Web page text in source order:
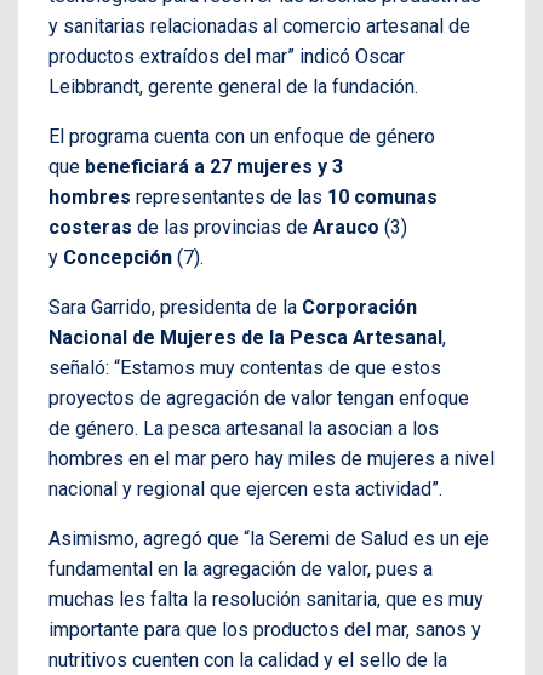
y sanitarias relacionadas al comercio artesanal de
productos extraídos del mar” indicó Oscar
Leibbrandt, gerente general de la fundación.
El programa cuenta con un enfoque de género
que beneficiará a 27 mujeres y 3
hombres representantes de las 10 comunas
costeras de las provincias de Arauco (3)
y Concepción (7).
Sara Garrido, presidenta de la Corporación
Nacional de Mujeres de la Pesca Artesanal ,
señaló: “Estamos muy contentas de que estos
proyectos de agregación de valor tengan enfoque
de género. La pesca artesanal la asocian a los
hombres en el mar pero hay miles de mujeres a nivel
nacional y regional que ejercen esta actividad”.
Asimismo, agregó que “la Seremi de Salud es un eje
fundamental en la agregación de valor, pues a
muchas les falta la resolución sanitaria, que es muy
importante para que los productos del mar, sanos y
nutritivos cuenten con la calidad y el sello de la